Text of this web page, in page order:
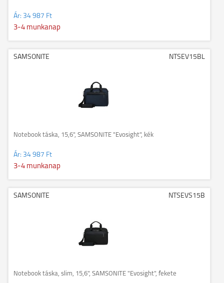
Ár: 34 987 Ft
3-4 munkanap
SAMSONITE NTSEV15BL
Notebook táska, 15,6", SAMSONITE "Evosight", kék
Ár: 34 987 Ft
3-4 munkanap
SAMSONITE NTSEVS15B
Notebook táska, slim, 15,6", SAMSONITE "Evosight", fekete